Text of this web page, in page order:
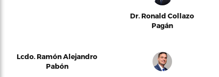
Dr. Ronald Collazo
Pagán
Lcdo. Ramón Alejandro
Pabón